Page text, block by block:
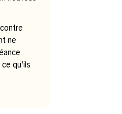
ne
qu’ils